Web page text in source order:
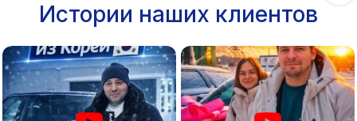
Истории наших клиентов